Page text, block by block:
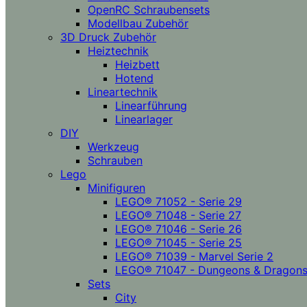
OpenRC Schraubensets
Modellbau Zubehör
3D Druck Zubehör
Heiztechnik
Heizbett
Hotend
Lineartechnik
Linearführung
Linearlager
DIY
Werkzeug
Schrauben
Lego
Minifiguren
LEGO® 71052 - Serie 29
LEGO® 71048 - Serie 27
LEGO® 71046 - Serie 26
LEGO® 71045 - Serie 25
LEGO® 71039 - Marvel Serie 2
LEGO® 71047 - Dungeons & Dragons
Sets
City